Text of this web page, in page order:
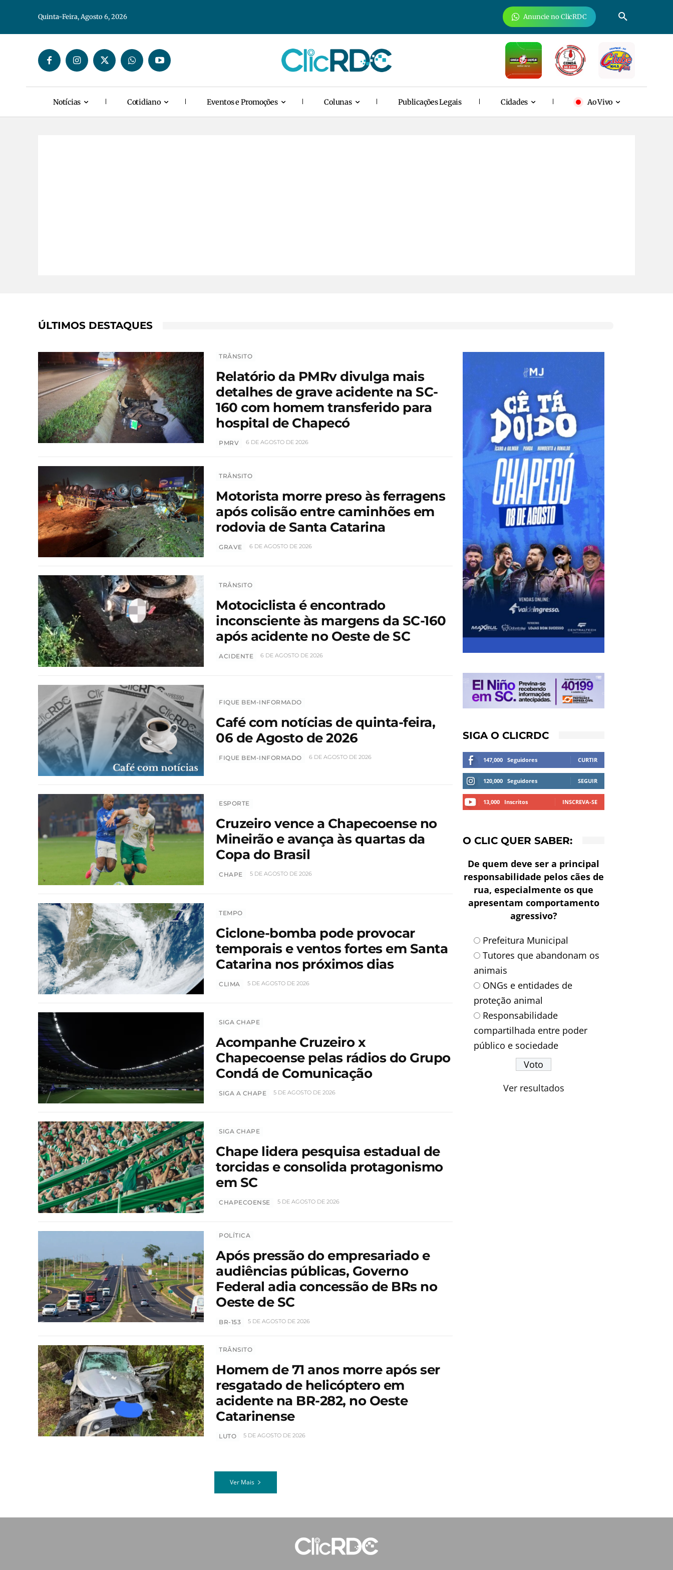
Quinta-Feira, Agosto 6, 2026 Anuncie no ClicRDC
Notícias Cotidiano Eventos e Promoções Colunas Publicações Legais Cidades Ao Vivo
ÚLTIMOS DESTAQUES
TRÂNSITO
Relatório da PMRv divulga mais
detalhes de grave acidente na SC-
160 com homem transferido para
hospital de Chapecó
PMRV 6 DE AGOSTO DE 2026
TRÂNSITO
Motorista morre preso às ferragens
após colisão entre caminhões em
rodovia de Santa Catarina
GRAVE 6 DE AGOSTO DE 2026
TRÂNSITO
Motociclista é encontrado
inconsciente às margens da SC-160
após acidente no Oeste de SC
ACIDENTE 6 DE AGOSTO DE 2026
FIQUE BEM-INFORMADO
Café com notícias de quinta-feira,
06 de Agosto de 2026
FIQUE BEM-INFORMADO 6 DE AGOSTO DE 2026
ESPORTE
Cruzeiro vence a Chapecoense no
Mineirão e avança às quartas da
Copa do Brasil
CHAPE 5 DE AGOSTO DE 2026
TEMPO
Ciclone-bomba pode provocar
temporais e ventos fortes em Santa
Catarina nos próximos dias
CLIMA 5 DE AGOSTO DE 2026
SIGA CHAPE
Acompanhe Cruzeiro x
Chapecoense pelas rádios do Grupo
Condá de Comunicação
SIGA A CHAPE 5 DE AGOSTO DE 2026
SIGA CHAPE
Chape lidera pesquisa estadual de
torcidas e consolida protagonismo
em SC
CHAPECOENSE 5 DE AGOSTO DE 2026
POLÍTICA
Após pressão do empresariado e
audiências públicas, Governo
Federal adia concessão de BRs no
Oeste de SC
BR-153 5 DE AGOSTO DE 2026
TRÂNSITO
Homem de 71 anos morre após ser
resgatado de helicóptero em
acidente na BR-282, no Oeste
Catarinense
LUTO 5 DE AGOSTO DE 2026
Ver Mais
SIGA O CLICRDC
147,000 Seguidores CURTIR
120,000 Seguidores SEGUIR
13,000 Inscritos INSCREVA-SE
O CLIC QUER SABER:
De quem deve ser a principal
responsabilidade pelos cães de
rua, especialmente os que
apresentam comportamento
agressivo?
Prefeitura Municipal
Tutores que abandonam os
animais
ONGs e entidades de
proteção animal
Responsabilidade
compartilhada entre poder
público e sociedade
Ver resultados